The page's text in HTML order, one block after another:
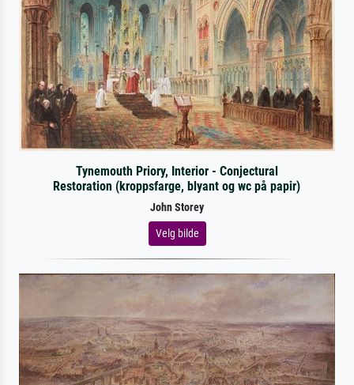
Tynemouth Priory, Interior - Conjectural
Restoration (kroppsfarge, blyant og wc på papir)
John Storey
Velg bilde